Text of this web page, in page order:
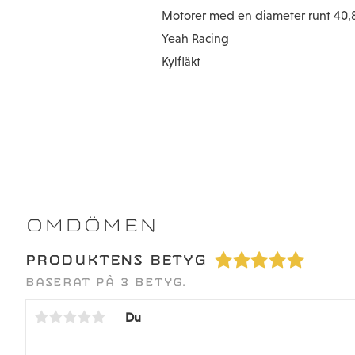
Motorer med en diameter runt
Yeah Racing
Kylfläkt
OMDÖMEN
PRODUKTENS BETYG
BASERAT PÅ 3 BETYG.
Du